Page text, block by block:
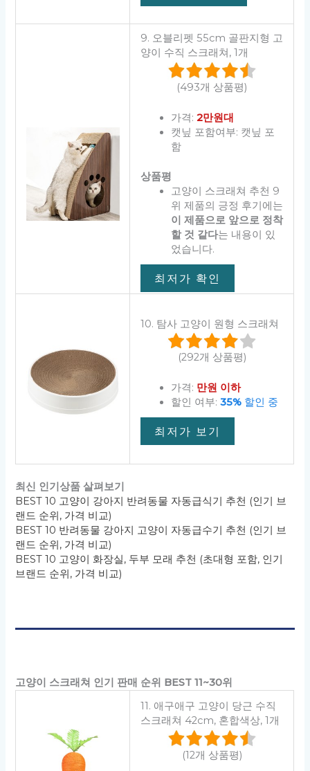
9. 오블리펫 55cm 골판지형 고
양이 수직 스크래쳐, 1개
(493개 상품평)
가격: 2만원대
캣닢 포함여부: 캣닢 포
함
상품평
고양이 스크래쳐 추천 9
위 제품의 긍정 후기에는
이 제품으로 앞으로 정착
할 것 같다는 내용이 있
었습니다.
최저가 확인
10. 탐사 고양이 원형 스크래쳐
(292개 상품평)
가격: 만원 이하
할인 여부: 35%할인 중
최저가 보기
최신 인기상품 살펴보기
BEST 10 고양이 강아지 반려동물 자동급식기 추천 (인기 브
랜드 순위, 가격 비교)
BEST 10 반려동물 강아지 고양이 자동급수기 추천 (인기 브
랜드 순위, 가격 비교)
BEST 10 고양이 화장실, 두부 모래 추천 (초대형 포함, 인기
브랜드 순위, 가격 비교)
고양이 스크래쳐 인기 판매 순위 BEST 11~30위
11. 애구애구 고양이 당근 수직
스크래쳐 42cm, 혼합색상, 1개
(12개 상품평)